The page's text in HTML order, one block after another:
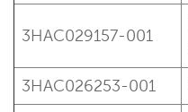
3HAC029157-001
3HAC026253-001